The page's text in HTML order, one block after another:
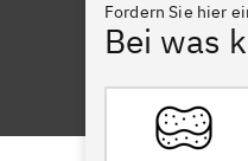
Fordern Sie hier
Bei was